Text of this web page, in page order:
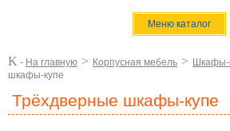
Меню каталог
K - На главную > Корпусная мебель > Шкафы-
шкафы-купе
Трёхдверные шкафы-купе